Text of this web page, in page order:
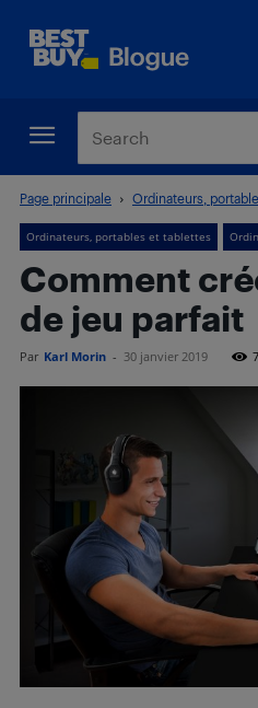
Page principale Ordinateurs,
Ordinateurs, portables et tablettes
Comment
de jeu parfait
Par Karl Morin - 30 janvier 2019